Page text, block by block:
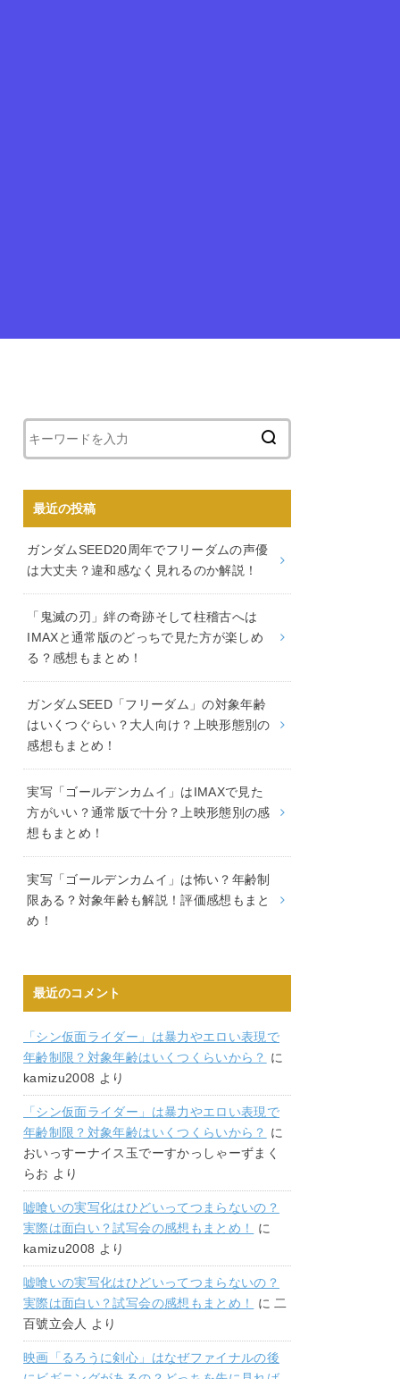
最近の投稿
ガンダムSEED20周年でフリーダムの声優
は大丈夫？違和感なく見れるのか解説！
「鬼滅の刃」絆の奇跡そして柱稽古へは
IMAXと通常版のどっちで見た方が楽しめ
る？感想もまとめ！
ガンダムSEED「フリーダム」の対象年齢
はいくつぐらい？大人向け？上映形態別の
感想もまとめ！
実写「ゴールデンカムイ」はIMAXで見た
方がいい？通常版で十分？上映形態別の感
想もまとめ！
実写「ゴールデンカムイ」は怖い？年齢制
限ある？対象年齢も解説！評価感想もまと
め！
最近のコメント
「シン仮面ライダー」は暴力やエロい表現で
年齢制限？対象年齢はいくつくらいから？ に
kamizu2008 より
「シン仮面ライダー」は暴力やエロい表現で
年齢制限？対象年齢はいくつくらいから？ に
おいっすーナイス玉でーすかっしゃーずまく
らお より
嘘喰いの実写化はひどいってつまらないの？
実際は面白い？試写会の感想もまとめ！
に
kamizu2008 より
嘘喰いの実写化はひどいってつまらないの？
実際は面白い？試写会の感想もまとめ！
に二
百號立会人 より
映画「るろうに剣心」はなぜファイナルの後